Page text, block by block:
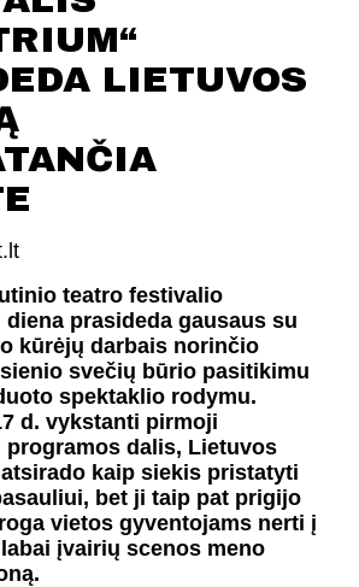
PARODOS
ASMENIMS SU NEGALIA
CHA-CHA”
STUDIJA
LIETUVOS
teatro festivalio
diena prasideda gausaus su
kūrėjų darbais norinčio
svečių būrio pasitikimu
spektaklio rodymu.
d. vykstanti pirmoji
programos dalis, Lietuvos
kaip siekis pristatyti
bet ji taip pat prigijo
vietos gyventojams nerti į
įvairių scenos meno